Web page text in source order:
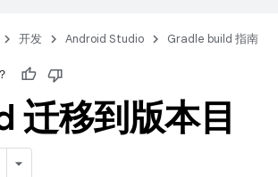
开发 Android Studio Gradle build 指南
迁移到版本目